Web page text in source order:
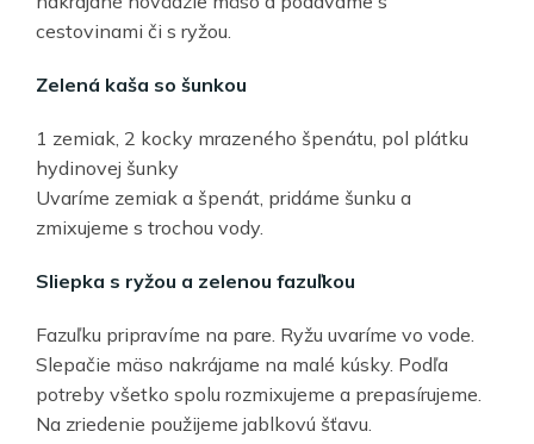
cestovinami či s ryžou.
Zelená kaša so šunkou
1 zemiak, 2 kocky mrazeného špenátu, pol plátku
hydinovej šunky
Uvaríme zemiak a špenát, pridáme šunku a
zmixujeme s trochou vody.
Sliepka s ryžou a zelenou fazuľkou
Fazuľku pripravíme na pare. Ryžu uvaríme vo vode.
Slepačie mäso nakrájame na malé kúsky. Podľa
potreby všetko spolu rozmixujeme a prepasírujeme.
Na zriedenie použijeme jablkovú šťavu.